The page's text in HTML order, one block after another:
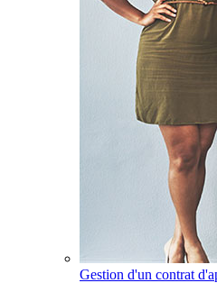
Gestion d'un contrat